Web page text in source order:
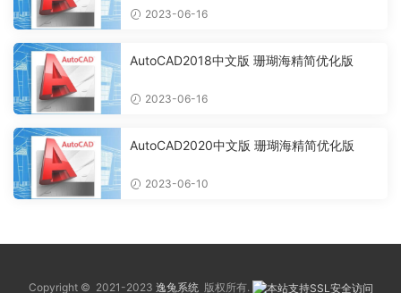
2023-06-16
AutoCAD2018中文版 珊瑚海精简优化版
2023-06-16
AutoCAD2020中文版 珊瑚海精简优化版
2023-06-10
Copyright © 2021-2023 逸兔系统 版权所有.